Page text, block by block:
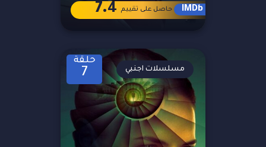
IMDb حاصل على تقييم 7.4
حلقة
7 مسلسلات اجنبي